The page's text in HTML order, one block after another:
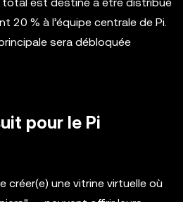
20 % à l’équipe centrale de Pi.
sera débloquée
pour le Pi
créer(e) une vitrine virtuelle où